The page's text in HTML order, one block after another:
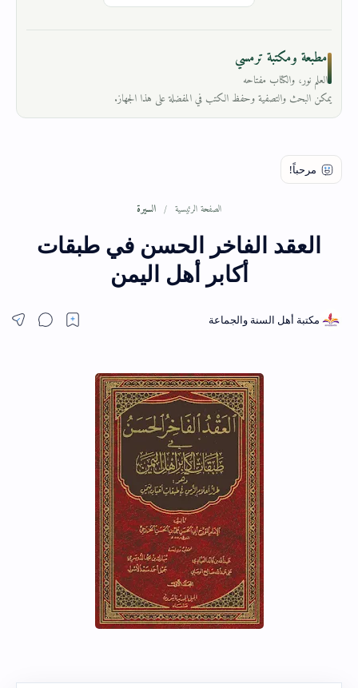
مطبعة ومكتبة ترمسي
العلم نور، والكتاب مفتاحه
يمكن البحث والتصفية وحفظ الكتب في المفضلة على هذا الجهاز.
الصفحة الرئيسية السيرة
العقد الفاخر الحسن في طبقات
أكابر أهل اليمن